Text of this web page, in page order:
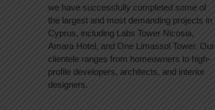
we have successfully completed some of
the largest and most demanding projects in
Cyprus, including Labs Tower Nicosia,
Amara Hotel, and One Limassol Tower. Our
clientele ranges from homeowners to high-
profile developers, architects, and interior
designers.